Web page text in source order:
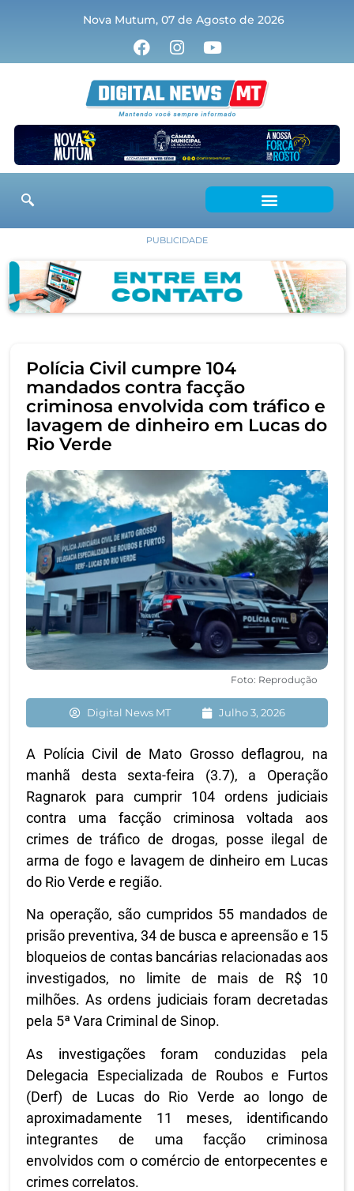
Nova Mutum, 07 de Agosto de 2026
PUBLICIDADE
Polícia Civil cumpre 104
mandados contra facção
criminosa envolvida com tráfico e
lavagem de dinheiro em Lucas do
Rio Verde
Foto: Reprodução
Digital News MT Julho 3, 2026
A Polícia Civil de Mato Grosso deflagrou, na
manhã desta sexta-feira (3.7), a Operação
Ragnarok para cumprir 104 ordens judiciais
contra uma facção criminosa voltada aos
crimes de tráfico de drogas, posse ilegal de
arma de fogo e lavagem de dinheiro em Lucas
do Rio Verde e região.
Na operação, são cumpridos 55 mandados de
prisão preventiva, 34 de busca e apreensão e 15
bloqueios de contas bancárias relacionadas aos
investigados, no limite de mais de R$ 10
milhões. As ordens judiciais foram decretadas
pela 5ª Vara Criminal de Sinop.
As investigações foram conduzidas pela
Delegacia Especializada de Roubos e Furtos
(Derf) de Lucas do Rio Verde ao longo de
aproximadamente 11 meses, identificando
integrantes de uma facção criminosa
envolvidos com o comércio de entorpecentes e
crimes correlatos.